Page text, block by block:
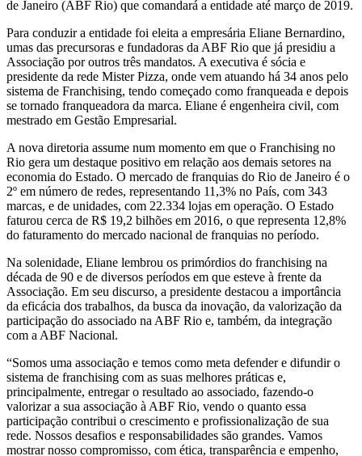
de Janeiro (ABF Rio) que comandará a entidade até março de 2019.
Para conduzir a entidade foi eleita a empresária Eliane Bernardino,
umas das precursoras e fundadoras da ABF Rio que já presidiu a
Associação por outros três mandatos. A executiva é sócia e
presidente da rede Mister Pizza, onde vem atuando há 34 anos pelo
sistema de Franchising, tendo começado como franqueada e depois
se tornado franqueadora da marca. Eliane é engenheira civil, com
mestrado em Gestão Empresarial.
A nova diretoria assume num momento em que o Franchising no
Rio gera um destaque positivo em relação aos demais setores na
economia do Estado. O mercado de franquias do Rio de Janeiro é o
2º em número de redes, representando 11,3% no País, com 343
marcas, e de unidades, com 22.334 lojas em operação. O Estado
faturou cerca de R$ 19,2 bilhões em 2016, o que representa 12,8%
do faturamento do mercado nacional de franquias no período.
Na solenidade, Eliane lembrou os primórdios do franchising na
década de 90 e de diversos períodos em que esteve à frente da
Associação. Em seu discurso, a presidente destacou a importância
da eficácia dos trabalhos, da busca da inovação, da valorização da
participação do associado na ABF Rio e, também, da integração
com a ABF Nacional.
“Somos uma associação e temos como meta defender e difundir o
sistema de franchising com as suas melhores práticas e,
principalmente, entregar o resultado ao associado, fazendo-o
valorizar a sua associação à ABF Rio, vendo o quanto essa
participação contribui o crescimento e profissionalização de sua
rede. Nossos desafios e responsabilidades são grandes. Vamos
mostrar nosso compromisso, com ética, transparência e empenho,